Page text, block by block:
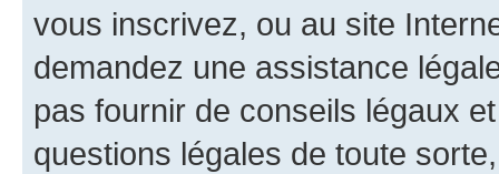
vous inscrivez, ou au site
demandez une assistance
pas fournir de conseils légaux
questions légales de toute